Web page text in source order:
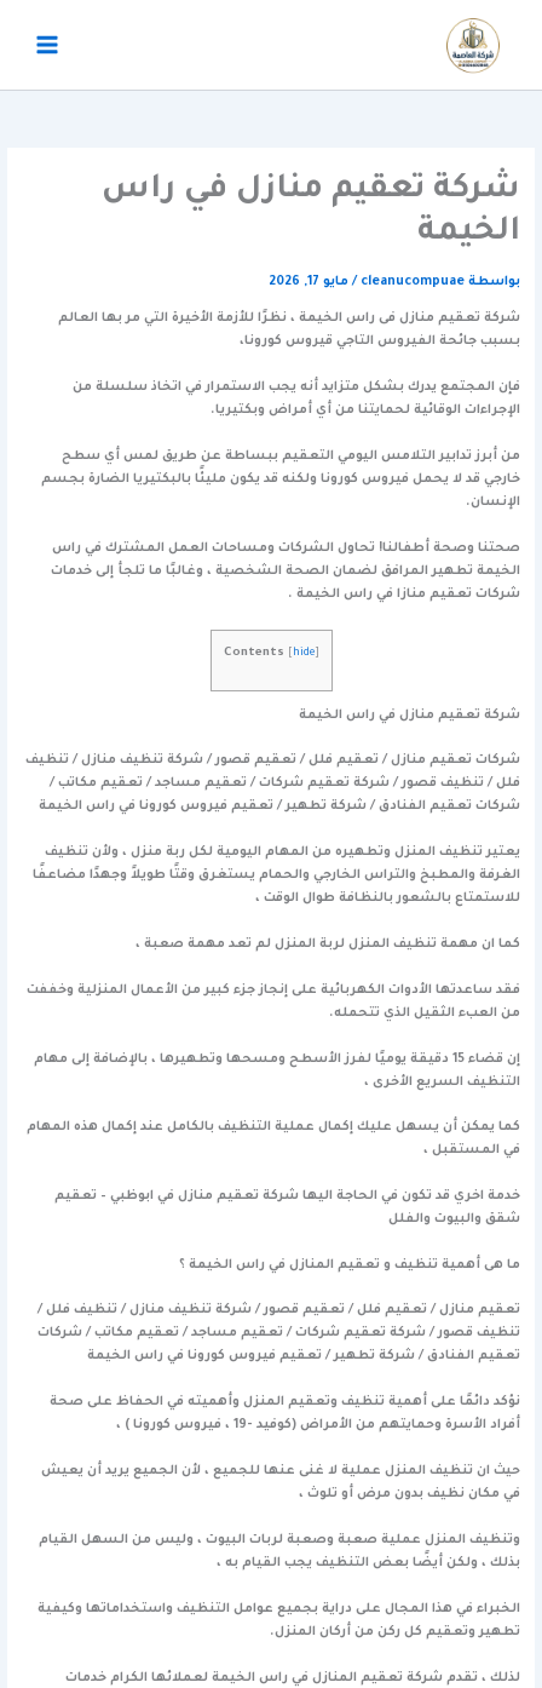
المحتوى
شركة تعقيم منازل في راس
الخيمة
بواسطة cleanucompuae
/ مايو 17, 2026
شركة تعقيم منازل فى راس الخيمة ، نظرًا للأزمة الأخيرة التي مر بها العالم
بسبب جائحة الفيروس التاجي قيروس كورونا،
فإن المجتمع يدرك بشكل متزايد أنه يجب الاستمرار في اتخاذ سلسلة من
الإجراءات الوقائية لحمايتنا من أي أمراض وبكتيريا.
من أبرز تدابير التلامس اليومي التعقيم ببساطة عن طريق لمس أي سطح
خارجي قد لا يحمل فيروس كورونا ولكنه قد يكون مليئًا بالبكتيريا الضارة بجسم
الإنسان.
صحتنا وصحة أطفالنا! تحاول الشركات ومساحات العمل المشترك في راس
الخيمة تطهير المرافق لضمان الصحة الشخصية ، وغالبًا ما تلجأ إلى خدمات
شركات تعقيم منازا في راس الخيمة .
Contents hide]
شركة تعقيم منازل في راس الخيمة
شركات تعقيم منازل / تعقيم فلل / تعقيم قصور / شركة تنظيف منازل / تنظيف
فلل / تنظيف قصور / شركة تعقيم شركات / تعقيم مساجد / تعقيم مكاتب /
شركات تعقيم الفنادق / شركة تطهير / تعقيم فيروس كورونا في راس الخيمة
يعتير تنظيف المنزل وتطهيره من المهام اليومية لكل ربة منزل ، ولأن تنظيف
الغرفة والمطبخ والتراس الخارجي والحمام يستغرق وقتًا طويلاً وجهدًا مضاعفًا
للاستمتاع بالشعور بالنظافة طوال الوقت ،
كما ان مهمة تنظيف المنزل لربة المنزل لم تعد مهمة صعبة ،
فقد ساعدتها الأدوات الكهربائية على إنجاز جزء كبير من الأعمال المنزلية وخففت
من العبء الثقيل الذي تتحمله.
إن قضاء 15 دقيقة يوميًا لفرز الأسطح ومسحها وتطهيرها ، بالإضافة إلى مهام
التنظيف السريع الأخرى ،
كما يمكن أن يسهل عليك إكمال عملية التنظيف بالكامل عند إكمال هذه المهام
في المستقبل ،
خدمة اخري قد تكون في الحاجة اليها شركة تعقيم منازل في ابوظبي – تعقيم
شقق والبيوت والفلل
ما هى أهمية تنظيف و تعقيم المنازل في راس الخيمة ؟
تعقيم منازل / تعقيم فلل / تعقيم قصور / شركة تنظيف منازل / تنظيف فلل /
تنظيف قصور / شركة تعقيم شركات / تعقيم مساجد / تعقيم مكاتب / شركات
تعقيم الفنادق / شركة تطهير / تعقيم فيروس كورونا في راس الخيمة
نؤكد دائمًا على أهمية تنظيف وتعقيم المنزل وأهميته في الحفاظ على صحة
أفراد الأسرة وحمايتهم من الأمراض (كوفيد -19 ، فيروس كورونا ) ،
حيث ان تنظيف المنزل عملية لا غنى عنها للجميع ، لأن الجميع يريد أن يعيش
في مكان نظيف بدون مرض أو تلوث ،
وتنظيف المنزل عملية صعبة وصعبة لربات البيوت ، وليس من السهل القيام
بذلك ، ولكن أيضًا بعض التنظيف يجب القيام به ،
الخبراء في هذا المجال على دراية بجميع عوامل التنظيف واستخداماتها وكيفية
تطهير وتعقيم كل ركن من أركان المنزل.
لذلك ، تقدم شركة تعقيم المنازل في راس الخيمة لعملائها الكرام خدمات